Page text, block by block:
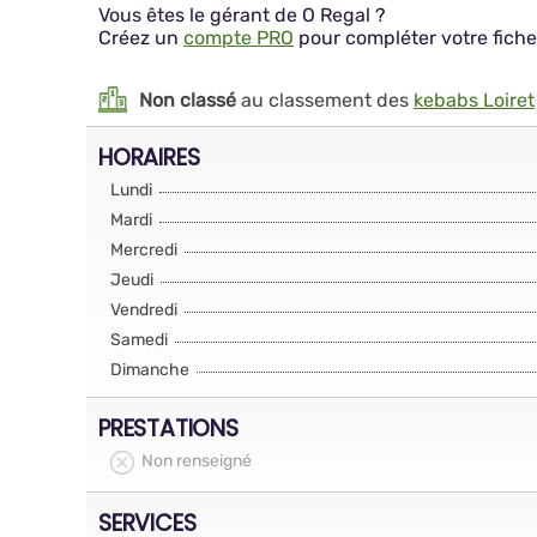
Vous êtes le gérant de O Regal ?
Créez un compte PRO pour compléter votre
Non classé au classement des kebabs Loiret
HORAIRES
Lundi
Mardi
Mercredi
Jeudi
Vendredi
Samedi
Dimanche
PRESTATIONS
Non renseigné
SERVICES